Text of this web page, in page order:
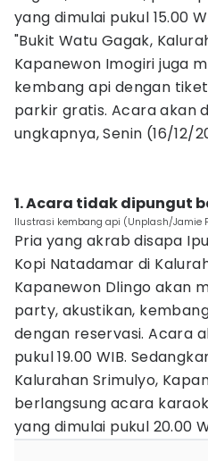
yang dimulai pukul 15.00
"Bukit Watu Gagak,
Kapanewon Imogiri juga
kembang api dengan
parkir gratis. Acara akan
ungkapnya, Senin (16/12/
1. Acara tidak dipungut
Ilustrasi kembang api (Unplash/Jamie
Pria yang akrab disapa
‎‎Kopi Natadamar di
Kapanewon Dlingo akan
party, akustikan,
dengan reservasi. Acara
pukul 19.00 WIB.
Kalurahan Srimulyo,
berlangsung acara
yang dimulai pukul 20.00